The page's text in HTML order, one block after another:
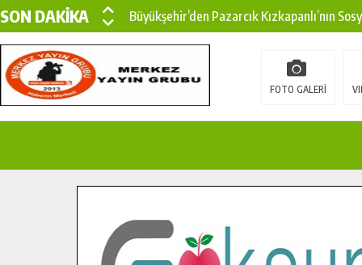
SON DAKİKA
Büyükşehir’den Pazarcık Kızkapanlı’nın
Büyükşehir’den Pazarcık Kırsalına Modern
Çin’den KSÜ’ye Uluslararası Başarı:
İlçe Jandarma Komutanı Karakaya’dan
FOTO GALERİ